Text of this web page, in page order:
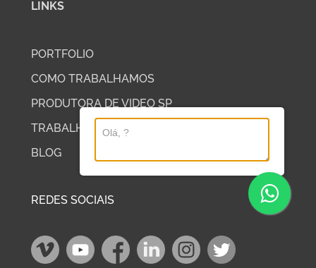
LINKS
PORTFOLIO
COMO TRABALHAMOS
PRODUTORA DE VIDEO SP
TRABALHE COM A DP2
BLOG
REDES SOCIAIS